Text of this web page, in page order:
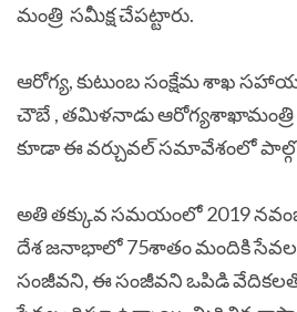
మంత్రి సమీక్ష చేపట్టారు.
ఆరోగ్య, కుటుంబ సంక్షేమ శాఖ
చౌబే , తమిళనాడు ఆరోగ్యశాఖామంత్రి
కూడా ఈ వర్చువల్ సమావేశంలో
అతి తక్కువ సమయంలో 2019
దేశ జనాభాలో 75శాతం మందికి
సంజీవని, ఈ సంజీవని ఒపిడి వేదికలతో